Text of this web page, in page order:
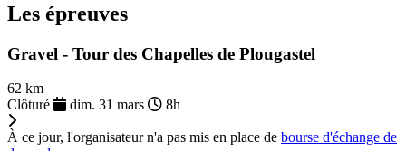
Les épreuves
Gravel - Tour des Chapelles de Plougastel
62 km
Clôturé
dim. 31 mars 8h
À ce jour, l'organisateur n'a pas mis en place de bourse d'échange de